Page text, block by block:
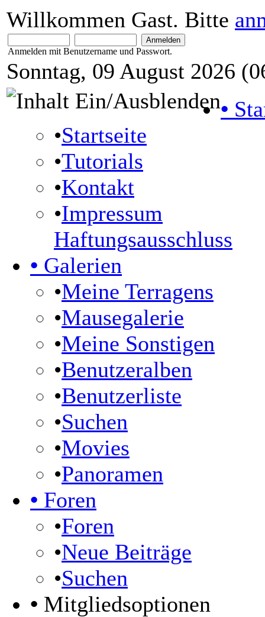
Willkommen Gast. Bitte
Anmelden mit Benutzername und Passwort.
Sonntag, 09 August 2026
•
•Startseite
•Tutorials
•Kontakt
•Impressum
Haftungsausschluss
• Galerien
•Meine Terragens
•Mausegalerie
•Meine Sonstigen
•Benutzeralben
•Benutzerliste
•Suchen
•Movies
•Panoramen
• Foren
•Foren
•Neue Beiträge
•Suchen
• Mitgliedsoptionen